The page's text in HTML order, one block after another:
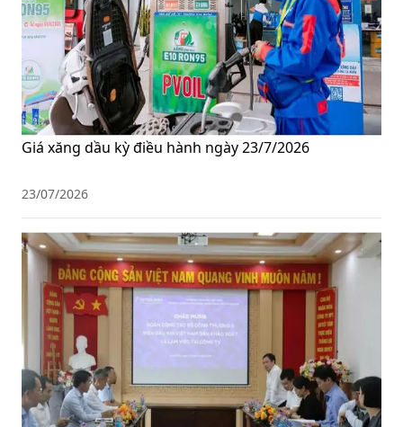
Giá xăng dầu kỳ điều hành ngày 23/7/2026
23/07/2026